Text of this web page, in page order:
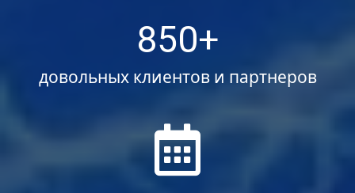
850
довольных клиентов и партнеров